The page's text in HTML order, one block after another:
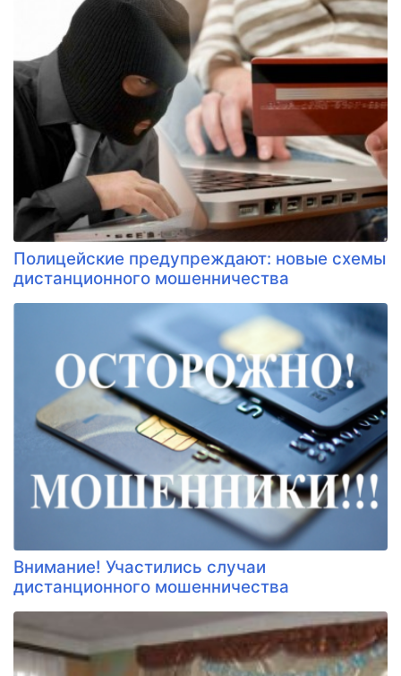
Полицейские предупреждают: новые схемы
дистанционного мошенничества
Внимание! Участились случаи
дистанционного мошенничества